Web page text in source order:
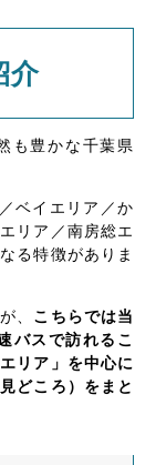
介
も豊かな千葉県
ベイエリア／か
リア／南房総エ
る特徴がありま
、 こちらでは当
バスで訪れるこ
リア」を中心に
どころ）をまと